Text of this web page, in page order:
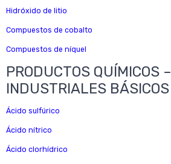
Hidróxido de litio
Compuestos de cobalto
Compuestos de níquel
PRODUCTOS QUÍMICOS –
INDUSTRIALES BÁSICOS
Ácido sulfúrico
Ácido nítrico
Ácido clorhídrico